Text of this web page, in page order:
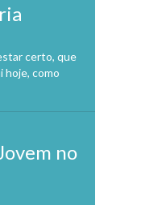
certo, que
hoje, como
no